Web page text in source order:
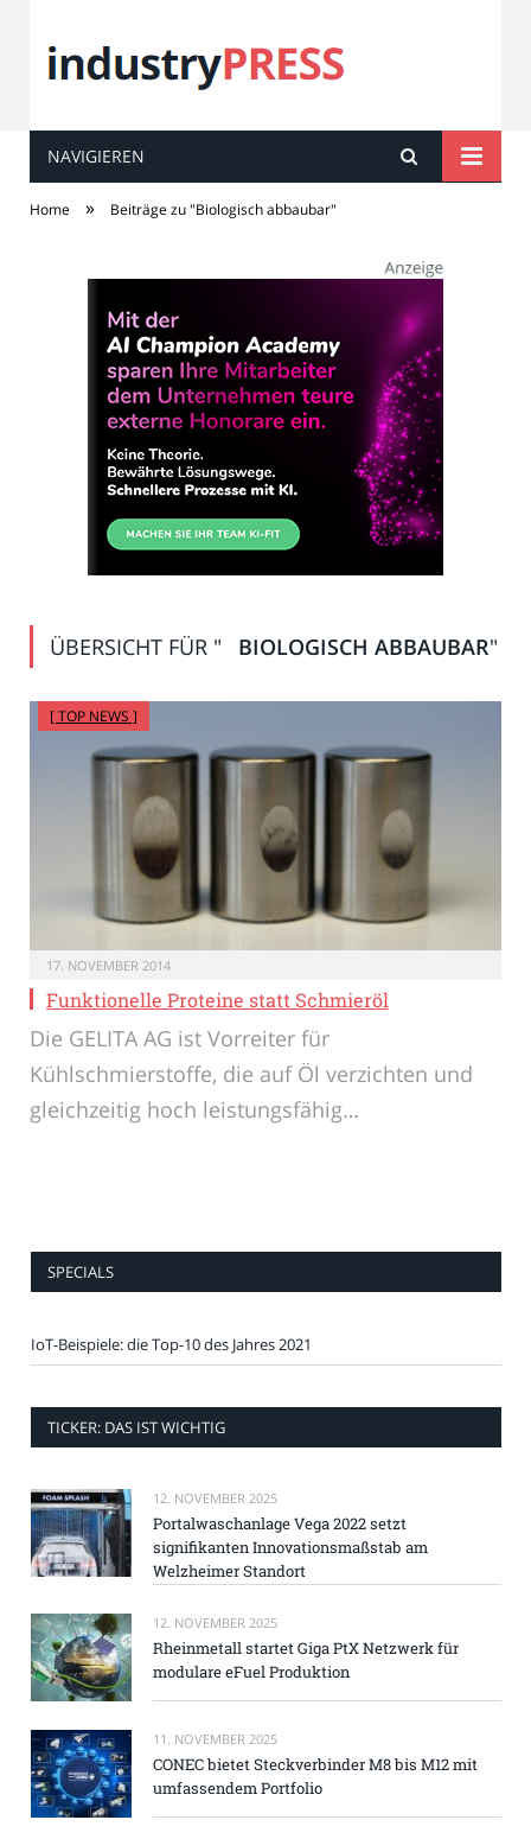
industryPRESS
NAVIGIEREN
Home » Beiträge zu "Biologisch abbaubar"
ÜBERSICHT FÜR " BIOLOGISCH ABBAUBAR"
[ TOP NEWS ]
17. NOVEMBER 2014
Funktionelle Proteine statt Schmieröl
Die GELITA AG ist Vorreiter für
Kühlschmierstoffe, die auf Öl verzichten und
gleichzeitig hoch leistungsfähig…
SPECIALS
IoT-Beispiele: die Top-10 des Jahres 2021
TICKER: DAS IST WICHTIG
12. NOVEMBER 2025
Portalwaschanlage Vega 2022 setzt
signifikanten Innovationsmaßstab am
Welzheimer Standort
12. NOVEMBER 2025
Rheinmetall startet Giga PtX Netzwerk für
modulare eFuel Produktion
11. NOVEMBER 2025
CONEC bietet Steckverbinder M8 bis M12 mit
umfassendem Portfolio